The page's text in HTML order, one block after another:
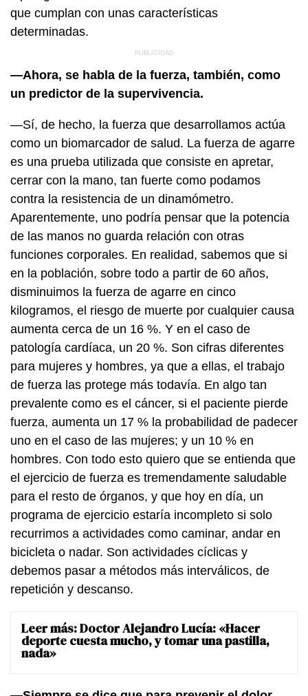
que cumplan con unas características
determinadas.
—Ahora, se habla de la fuerza, también, como
un predictor de la supervivencia.
—Sí, de hecho, la fuerza que desarrollamos actúa
como un biomarcador de salud. La fuerza de agarre
es una prueba utilizada que consiste en apretar,
cerrar con la mano, tan fuerte como podamos
contra la resistencia de un dinamómetro.
Aparentemente, uno podría pensar que la potencia
de las manos no guarda relación con otras
funciones corporales. En realidad, sabemos que si
en la población, sobre todo a partir de 60 años,
disminuimos la fuerza de agarre en cinco
kilogramos, el riesgo de muerte por cualquier causa
aumenta cerca de un 16 %. Y en el caso de
patología cardíaca, un 20 %. Son cifras diferentes
para mujeres y hombres, ya que a ellas, el trabajo
de fuerza las protege más todavía. En algo tan
prevalente como es el cáncer, si el paciente pierde
fuerza, aumenta un 17 % la probabilidad de padecer
uno en el caso de las mujeres; y un 10 % en
hombres. Con todo esto quiero que se entienda que
el ejercicio de fuerza es tremendamente saludable
para el resto de órganos, y que hoy en día, un
programa de ejercicio estaría incompleto si solo
recurrimos a actividades como caminar, andar en
bicicleta o nadar. Son actividades cíclicas y
debemos pasar a métodos más interválicos, de
repetición y descanso.
Leer más:Doctor Alejandro Lucía: «Hacer
deporte cuesta mucho, y tomar una pastilla,
nada»